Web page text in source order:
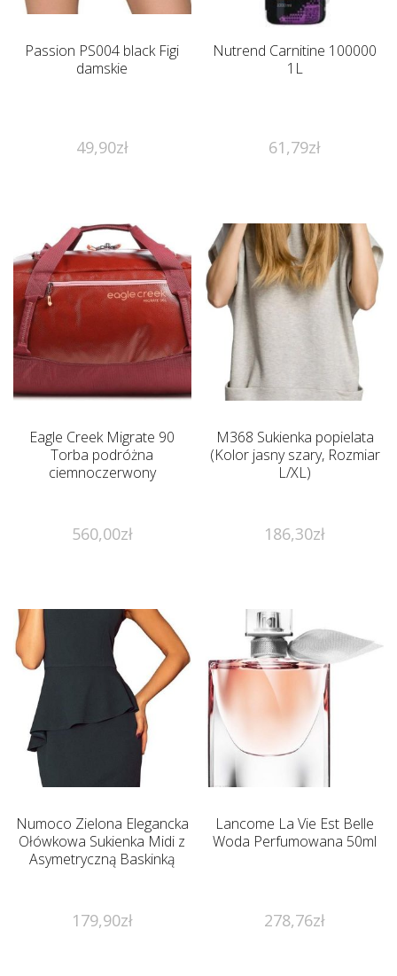
Passion PS004 black Figi
damskie
49,90zł
Nutrend Carnitine 100000
1L
61,79zł
Eagle Creek Migrate 90
Torba podróżna
ciemnoczerwony
560,00zł
M368 Sukienka popielata
(Kolor jasny szary, Rozmiar
L/XL)
186,30zł
Numoco Zielona Elegancka
Ołówkowa Sukienka Midi z
Asymetryczną Baskinką
179,90zł
Lancome La Vie Est Belle
Woda Perfumowana 50ml
278,76zł